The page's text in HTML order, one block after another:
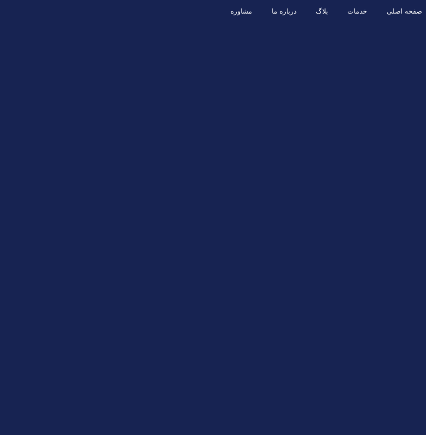
صفحه اصلی خدمات بلاگ درباره ما مشاوره